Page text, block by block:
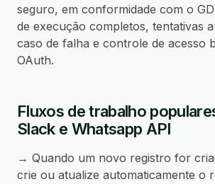
seguro, em conformidade com o
de execução completos, tentativas
caso de falha e controle de acesso
OAuth.
Fluxos de trabalho
Slack e Whatsapp API
→ Quando um novo registro for
crie ou atualize automaticamente o